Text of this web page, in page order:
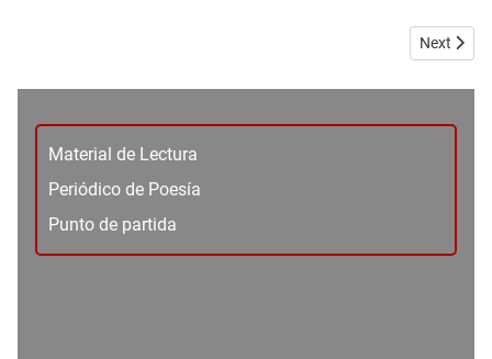
Material de Lectura
Periódico de Poesía
Punto de partida
Next
Next